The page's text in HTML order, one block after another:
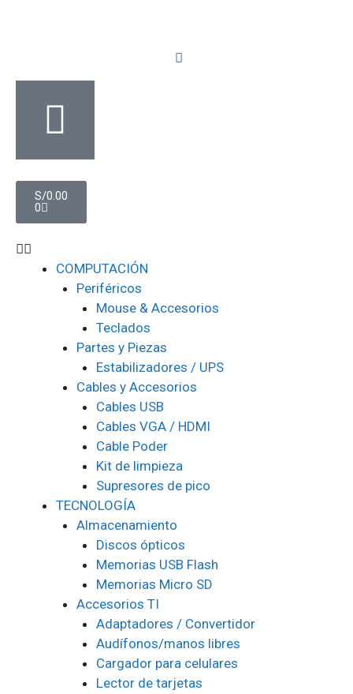
S/0.00
0
COMPUTACIÓN
Periféricos
Mouse & Accesorios
Teclados
Partes y Piezas
Estabilizadores / UPS
Cables y Accesorios
Cables USB
Cables VGA / HDMI
Cable Poder
Kit de limpieza
Supresores de pico
TECNOLOGÍA
Almacenamiento
Discos ópticos
Memorias USB Flash
Memorias Micro SD
Accesorios TI
Adaptadores / Convertidor
Audífonos/manos libres
Cargador para celulares
Lector de tarjetas